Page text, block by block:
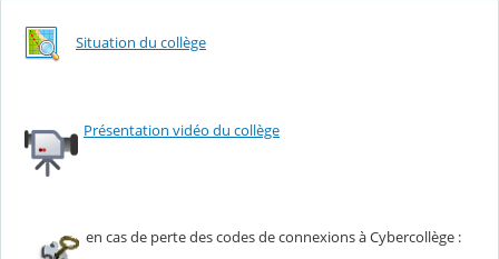
Situation du collège
Présentation vidéo du collège
en cas de perte des codes de connexions à Cybercollège :